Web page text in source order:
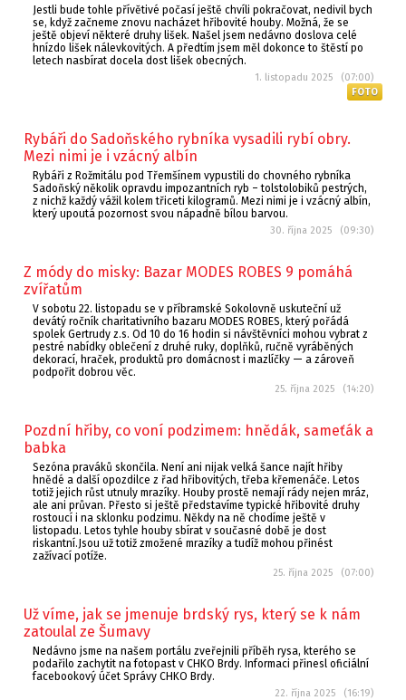
Jestli bude tohle přívětivé počasí ještě chvíli pokračovat, nedivil bych
se, když začneme znovu nacházet hřibovité houby. Možná, že se
ještě objeví některé druhy lišek. Našel jsem nedávno doslova celé
hnízdo lišek nálevkovitých. A předtím jsem měl dokonce to štěstí po
letech nasbírat docela dost lišek obecných.
1. listopadu 2025 (07:00)
FOTO
Rybáři do Sadoňského rybníka vysadili rybí obry.
Mezi nimi je i vzácný albín
Rybáři z Rožmitálu pod Třemšínem vypustili do chovného rybníka
Sadoňský několik opravdu impozantních ryb – tolstolobiků pestrých,
z nichž každý vážil kolem třiceti kilogramů. Mezi nimi je i vzácný albín,
který upoutá pozornost svou nápadně bílou barvou.
30. října 2025 (09:30)
Z módy do misky: Bazar MODES ROBES 9 pomáhá
zvířatům
V sobotu 22. listopadu se v příbramské Sokolovně uskuteční už
devátý ročník charitativního bazaru MODES ROBES, který pořádá
spolek Gertrudy z.s. Od 10 do 16 hodin si návštěvníci mohou vybrat z
pestré nabídky oblečení z druhé ruky, doplňků, ručně vyráběných
dekorací, hraček, produktů pro domácnost i mazlíčky — a zároveň
podpořit dobrou věc.
25. října 2025 (14:20)
Pozdní hřiby, co voní podzimem: hnědák, sameťák a
babka
Sezóna praváků skončila. Není ani nijak velká šance najít hřiby
hnědé a další opozdilce z řad hřibovitých, třeba křemenáče. Letos
totiž jejich růst utnuly mrazíky. Houby prostě nemají rády nejen mráz,
ale ani průvan. Přesto si ještě představíme typické hřibovité druhy
rostoucí i na sklonku podzimu. Někdy na ně chodíme ještě v
listopadu. Letos tyhle houby sbírat v současné době je dost
riskantní.Jsou už totiž zmožené mrazíky a tudíž mohou přinést
zažívací potíže.
25. října 2025 (07:00)
Už víme, jak se jmenuje brdský rys, který se k nám
zatoulal ze Šumavy
Nedávno jsme na našem portálu zveřejnili příběh rysa, kterého se
podařilo zachytit na fotopast v CHKO Brdy. Informaci přinesl oficiální
facebookový účet Správy CHKO Brdy.
22. října 2025 (16:19)